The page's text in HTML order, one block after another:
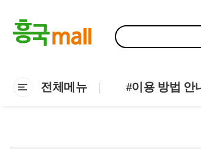
전체메뉴 #이용 방법 안